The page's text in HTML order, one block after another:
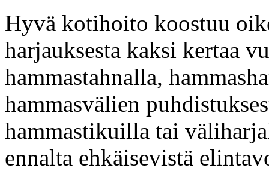
Hyvä kotihoito koostuu
harjauksesta kaksi kertaa
hammastahnalla,
hammasvälien
hammastikuilla tai
ennalta ehkäisevistä